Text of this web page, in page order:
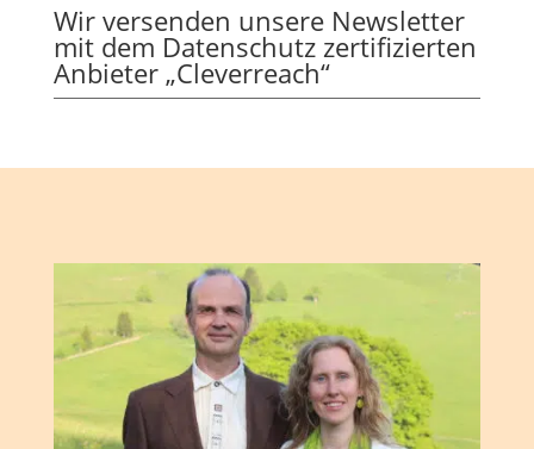
Wir versenden unsere Newsletter
mit dem Datenschutz zertifizierten
Anbieter „Cleverreach“